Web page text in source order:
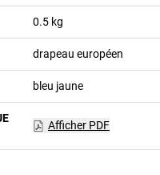
0.5 kg
drapeau européen
bleu jaune
Afficher PDF